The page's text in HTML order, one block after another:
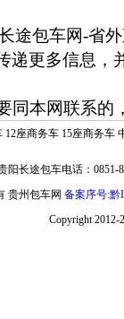
途包车网-省
递更多信息，
同本网联系的
12座商务车 15座商务车
阳长途包车电话：0851-
贵州包车网 备案序号:黔
Copyright 2012-